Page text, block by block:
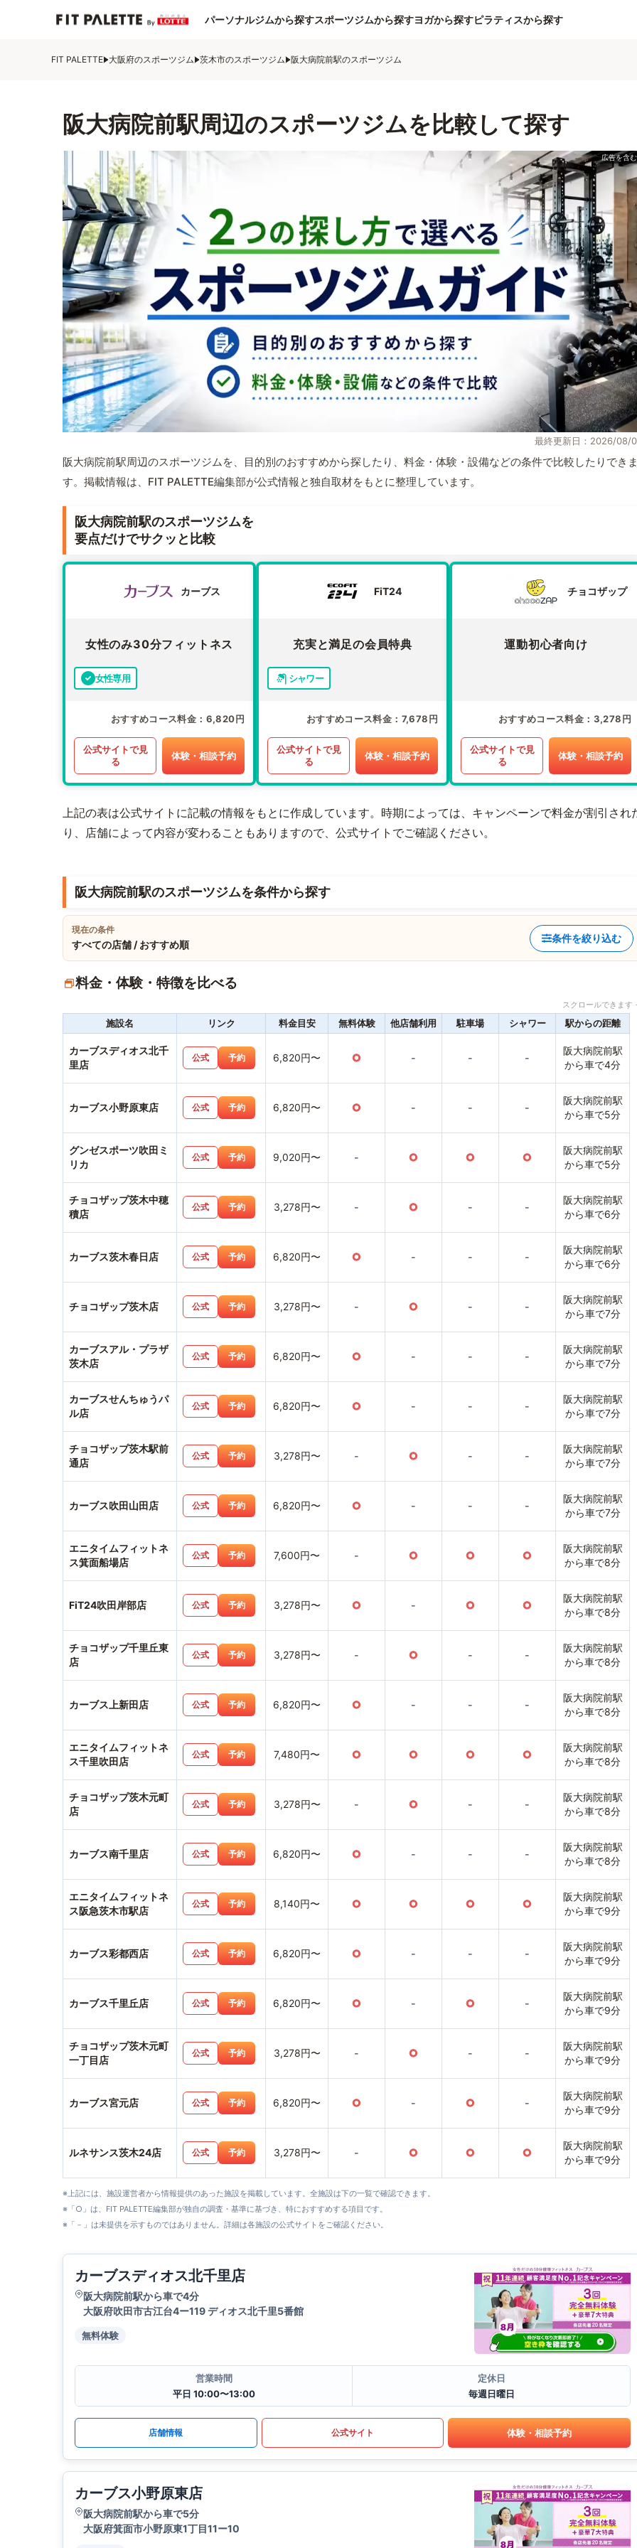
パーソナルジムから探すスポーツジムから探すヨガから探すピラティスから探す
FIT PALETTE 大阪府のスポーツジム 茨木市のスポーツジム 阪大病院前駅のスポーツジム
阪大病院前駅周辺のスポーツジムを比較して探す
最終更新日：2026/08/
阪大病院前駅周辺のスポーツジムを、目的別のおすすめから探したり、料金・体験・設備などの条件で比較したりでき
す。掲載情報は、FIT PALETTE編集部が公式情報と独自取材をもとに整理しています。
阪大病院前駅のスポーツジムを
要点だけでサクッと比較
カーブス
女性のみ30分フィットネス
女性専用
おすすめコース料金 6,820円
公式サイトで見
る
体験・相談予約
FiT24
充実と満足の会員特典
シャワー
おすすめコース料金 7,678円
公式サイトで見
る
体験・相談予約
チョコザップ
運動初心者向け
おすすめコース料金 3,278円
公式サイトで見
る
体験・相談予約
上記の表は公式サイトに記載の情報をもとに作成しています。時期によっては、キャンペーンで料金が割引され
り、店舗によって内容が変わることもありますので、公式サイトでご確認ください。
阪大病院前駅のスポーツジムを条件から探す
現在の条件
すべての店舗 / おすすめ順
条件を絞り込む
料金・体験・特徴を比べる
スクロールできま
施設名 リンク 料金目安 無料体験 他店舗利用 駐車場 シャワー 駅からの距離
カーブスディオス北千
里店
公式 予約 6,820円〜 ○ - - -
阪大病院前駅
から車で4分
カーブス小野原東店 公式 予約 6,820円〜 ○ - - -
阪大病院前駅
から車で5分
グンゼスポーツ吹田ミ
リカ
公式 予約 9,020円〜 - ○ ○ ○
阪大病院前駅
から車で5分
チョコザップ茨木中穂
積店
公式 予約 3,278円〜 - ○ - -
阪大病院前駅
から車で6分
カーブス茨木春日店 公式 予約 6,820円〜 ○ - - -
阪大病院前駅
から車で6分
チョコザップ茨木店 公式 予約 3,278円〜 - ○ - -
阪大病院前駅
から車で7分
カーブスアル・プラザ
茨木店
公式 予約 6,820円〜 ○ - - -
阪大病院前駅
から車で7分
カーブスせんちゅうパ
ル店
公式 予約 6,820円〜 ○ - - -
阪大病院前駅
から車で7分
チョコザップ茨木駅前
通店
公式 予約 3,278円〜 - ○ - -
阪大病院前駅
から車で7分
カーブス吹田山田店 公式 予約 6,820円〜 ○ - - -
阪大病院前駅
から車で7分
エニタイムフィットネ
ス箕面船場店
公式 予約 7,600円〜 - ○ ○ ○
阪大病院前駅
から車で8分
FiT24吹田岸部店 公式 予約 3,278円〜 ○ - ○ ○
阪大病院前駅
から車で8分
チョコザップ千里丘東
店
公式 予約 3,278円〜 - ○ - -
阪大病院前駅
から車で8分
カーブス上新田店 公式 予約 6,820円〜 ○ - - -
阪大病院前駅
から車で8分
エニタイムフィットネ
ス千里吹田店
公式 予約 7,480円〜 ○ ○ ○ ○
阪大病院前駅
から車で8分
チョコザップ茨木元町
店
公式 予約 3,278円〜 - ○ - -
阪大病院前駅
から車で8分
カーブス南千里店 公式 予約 6,820円〜 ○ - - -
阪大病院前駅
から車で8分
エニタイムフィットネ
ス阪急茨木市駅店
公式 予約 8,140円〜 ○ ○ ○ ○
阪大病院前駅
から車で9分
カーブス彩都西店 公式 予約 6,820円〜 ○ - - -
阪大病院前駅
から車で9分
カーブス千里丘店 公式 予約 6,820円〜 ○ - ○ -
阪大病院前駅
から車で9分
チョコザップ茨木元町
一丁目店
公式 予約 3,278円〜 - ○ - -
阪大病院前駅
から車で9分
カーブス宮元店 公式 予約 6,820円〜 ○ - ○ -
阪大病院前駅
から車で9分
ルネサンス茨木24店 公式 予約 3,278円〜 - ○ ○ ○
阪大病院前駅
から車で9分
※上記には、施設運営者から情報提供のあった施設を掲載しています。全施設は下の一覧で確認できます。
※「○」は、FIT PALETTE編集部が独自の調査・基準に基づき、特におすすめする項目です。
※「－」は未提供を示すものではありません。詳細は各施設の公式サイトをご確認ください。
カーブスディオス北千里店
阪大病院前駅から車で4分
大阪府吹田市古江台4ー119 ディオス北千里5番館
無料体験
営業時間
平日 10:00〜13:00
定休日
毎週日曜日
店舗情報 公式サイト 体験・相談予約
カーブス小野原東店
阪大病院前駅から車で5分
大阪府箕面市小野原東1丁目11ー10